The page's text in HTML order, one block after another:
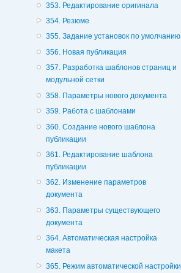
353. Редактирование оригинала
354. Резюме
355. Задание установок по умолчанию
356. Новая публикация
357. Разработка шаблонов страниц и
модульной сетки
358. Параметры нового документа
359. Работа с шаблонами
360. Создание нового шаблона
публикации
361. Редактирование шаблона
публикации
362. Изменение параметров
документа
363. Параметры существующего
документа
364. Автоматическая настройка
макета
365. Режим автоматической настройки